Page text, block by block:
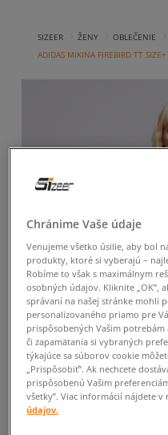
SIZEER ŽENY OBLEČENIE
ADIDAS MIKINA FIREBIRD TT SIZE+
Chránime Vaše údaje
Venujeme všetko úsilie, aby bol
produkty, ktoré si vyberajú –
Robíme to však s maximálnym
osobných údajov. Kliknite „OK”,
správaní na našej stránke mohli
personalizovaného priamo pre
prispôsobených Vašim
či zapamätania si vybraných
týkajúce sa súborov cookie
„Prispôsobiť”. Ak nechcete
prispôsobenú Vašim
všetky”. Viac informácií nájdete v
údajov.